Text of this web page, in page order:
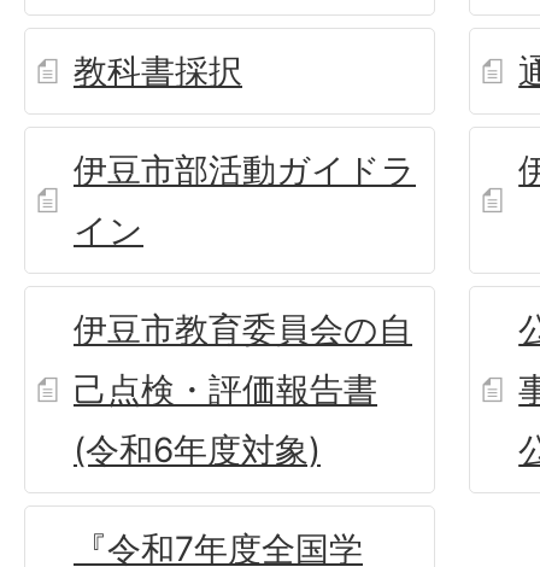
教科書採択
伊豆市部活動ガイドラ
イン
伊豆市教育委員会の自
己点検・評価報告書
(令和6年度対象)
『令和7年度全国学